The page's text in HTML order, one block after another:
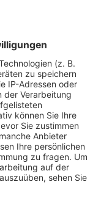
bei Wesseling
Bergungs- und
ein
Der
eingeklemmt
Er kam
den der
und